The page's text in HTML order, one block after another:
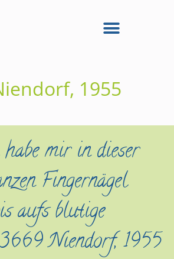
1955
mir in dieser
Fingernägel
aufs blutige
Niendorf, 1955